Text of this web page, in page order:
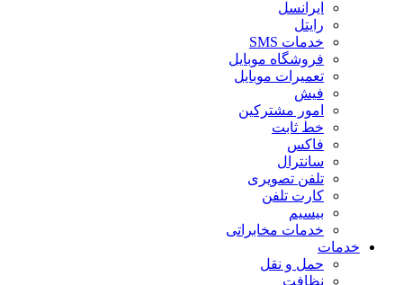
ایرانسل
رایتل
خدمات SMS
فروشگاه موبایل
تعمیرات موبایل
فیش
امور مشترکین
خط ثابت
فاکس
سانترال
تلفن تصویری
کارت تلفن
بیسیم
خدمات مخابراتی
خدمات
حمل و نقل
نظافت